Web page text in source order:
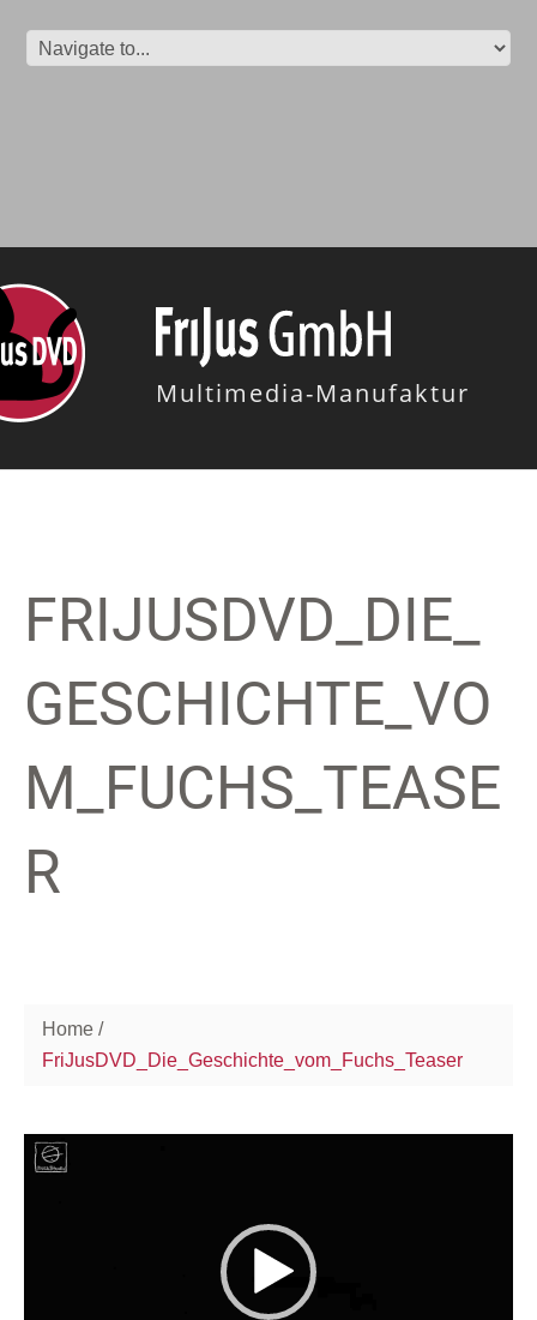
Multimedia-Manufaktur
FRIJUSDVD_DIE_
GESCHICHTE_VO
M_FUCHS_TEASE
R
Home
FriJusDVD_Die_Geschichte_vom_Fuchs_Teaser
Video-
Player